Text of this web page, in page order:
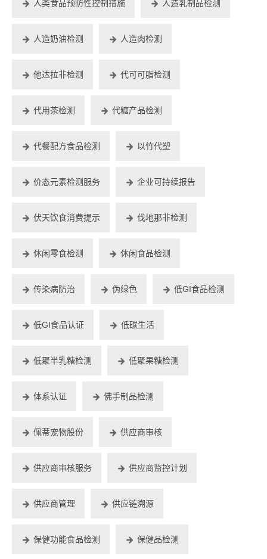
人类食品预防性控制措施 人造乳制品检测
人造奶油检测 人造肉检测
他达拉非检测 代可可脂检测
代用茶检测 代糖产品检测
代餐配方食品检测 以竹代塑
价态元素检测服务 企业可持续报告
伏天饮食消费提示 伐地那非检测
休闲零食检测 休闲食品检测
传染病防治 伪绿色 低GI食品检测
低GI食品认证 低碳生活
低聚半乳糖检测 低聚果糖检测
体系认证 佛手制品检测
佩蒂宠物股份 供应商审核
供应商审核服务 供应商监控计划
供应商管理 供应链溯源
保健功能食品检测 保健品检测